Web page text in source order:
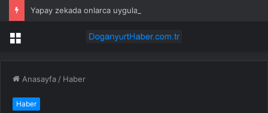
Menü
Anasayfa / Haber
Haber